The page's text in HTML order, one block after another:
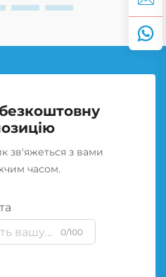
зв'яжеться з вами
часом.
0/100